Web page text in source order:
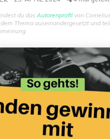
du das Autorenprofil von
Thema auseinandergesetzt und